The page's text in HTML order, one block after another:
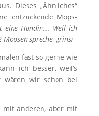
Dieses „Ähnliches“
entzückende Mops-
eine Hündin…. Weil ich
spreche, grins)
fast so gerne wie
ich besser, weil‘s
wären wir schon bei
anderen, aber mit